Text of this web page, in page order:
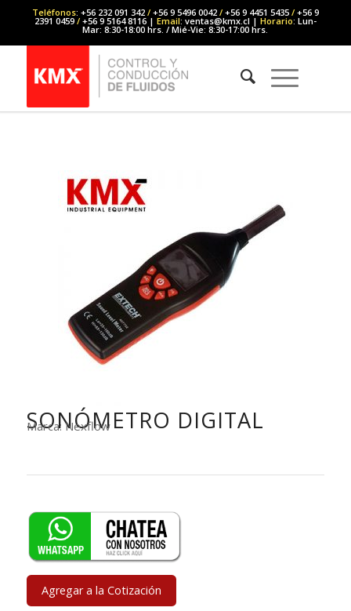
Teléfonos: +56 232 091 342 /+56 9 5496 0042 /+56 9 4451 5435 /+56 9
2391 0459 /+56 9 5164 8116 | Email: ventas@kmx.cl | Horario: Lun-
Mar: 8:30-18:00 hrs. / Mié-Vie: 8:30-17:00 hrs.
SONÓMETRO DIGITAL
Marca: Nexflow
Agregar a la Cotización